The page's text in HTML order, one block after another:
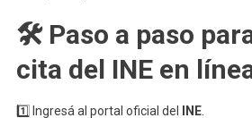
🛠️ Paso a paso
cita del INE en
1️⃣ Ingresá al portal oficial del INE.